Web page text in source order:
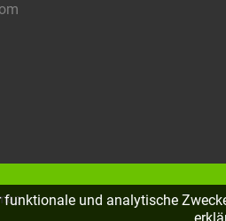
und analytische